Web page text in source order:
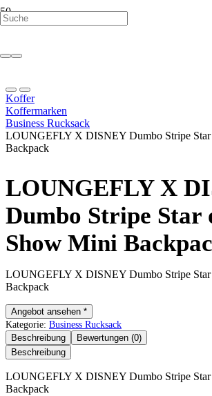
Koffer
Koffermarken
Business Rucksack
LOUNGEFLY X DISNEY Dumbo Stripe
Backpack
LOUNGEFLY X
Dumbo Stripe Star
Show Mini
LOUNGEFLY X DISNEY Dumbo Stripe
Backpack
Angebot ansehen *
Kategorie: Business Rucksack
Beschreibung
Bewertungen (0)
Beschreibung
LOUNGEFLY X DISNEY Dumbo Stripe
Backpack